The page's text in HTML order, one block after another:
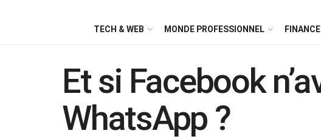
TECH & WEB MONDE PROFESSIONNEL
Et si Facebook
WhatsApp ?